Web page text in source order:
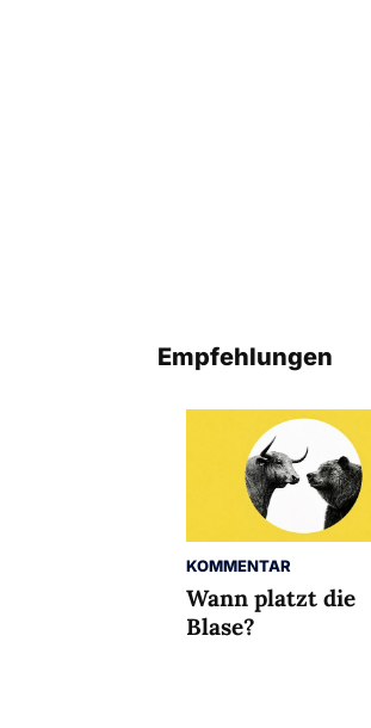
Empfehlungen
KOMMENTAR
Wann platzt die
Blase?